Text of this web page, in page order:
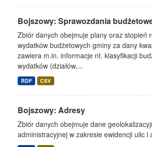
Bojszowy: Sprawozdania
Zbiór danych obejmuje plany oraz stopień
wydatków budżetowych gminy za dany
zawiera m.in. informacje nt. klasyfikacji
wydatków (działów,...
RDF CSV
Bojszowy: Adresy
Zbiór danych obejmuje dane
administracyjnej w zakresie ewidencji ulic i